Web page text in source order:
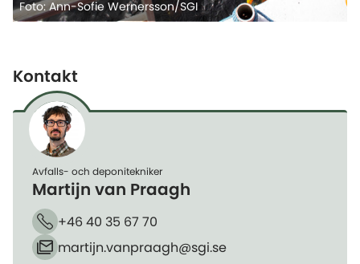
Foto: Ann-Sofie Wernersson/SGI
Kontakt
Avfalls- och deponitekniker
Martijn van Praagh
Telefon
+46 40 35 67 70
E-post
martijn.vanpraagh​@sgi.se